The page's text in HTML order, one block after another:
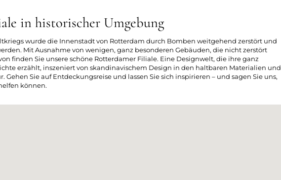
in historischer Umgebung
wurde die Innenstadt von Rotterdam durch Bomben weitgehend zerstört und
Mit Ausnahme von wenigen, ganz besonderen Gebäuden, die nicht zerstört
finden Sie unsere schöne Rotterdamer Filiale. Eine Designwelt, die ihre ganz
erzählt, inszeniert von skandinavischem Design in den haltbaren Materialien und
Gehen Sie auf Entdeckungsreise und lassen Sie sich inspirieren – und sagen Sie uns,
können.